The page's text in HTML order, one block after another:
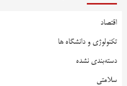
اقتصاد
تکنولوژی و دانشگاه ها
دسته‌بندی نشده
سلامتی